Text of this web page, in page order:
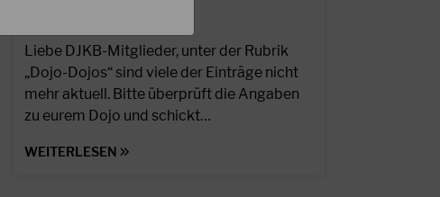
Liebe DJKB-Mitglieder, unter der Rubrik
„Dojo-Dojos“ sind viele der Einträge nicht
mehr aktuell. Bitte überprüft die Angaben
zu eurem Dojo und schickt…
WEITERLESEN